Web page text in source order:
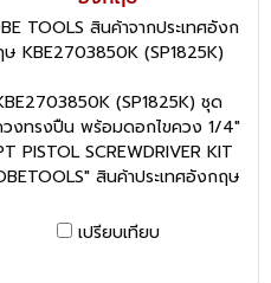
TOOLS สินค้าจากประเทศอังก
ษ KBE2703850K (SP1825K)
(SP1825K) ชุด
วงทรงปืน พร้อมดอกไขควง 1/4"
PISTOL SCREWDRIVER KIT
สินค้าประเทศอังกฤษ
เปรียบเทียบ